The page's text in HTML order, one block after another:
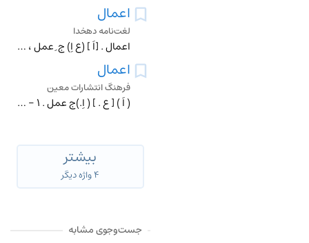
اعمال
لغت‌نامه دهخدا
اعمال . [اَ ] (ع اِ) ج ِ عمل ، کار و خدمت . (آنندراج ). ج ِ عَمَل . (مؤید الفضلاء). ج ِ عَمَل ، بمعنی کار و خدمت . (منتهی الارب ) (از ناظم الاطباء). ج ِ عَمَل
اعمال
فرهنگ انتشارات معین
( اَ ) [ ع . ] ( اِ.)جِ عمل . 1 - کارها، کرده ها. 2 - شغل ها، پیشه ها. 3 - نواحی (حکومتی ).
بیشتر
۴ واژه دیگر
جست‌وجوی مشابه